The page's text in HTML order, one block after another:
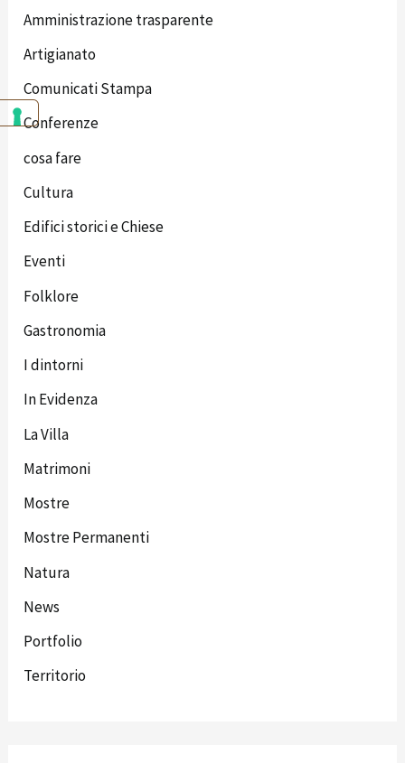
Amministrazione trasparente
Artigianato
Comunicati Stampa
Conferenze
cosa fare
Cultura
Edifici storici e Chiese
Eventi
Folklore
Gastronomia
I dintorni
In Evidenza
La Villa
Matrimoni
Mostre
Mostre Permanenti
Natura
News
Portfolio
Territorio